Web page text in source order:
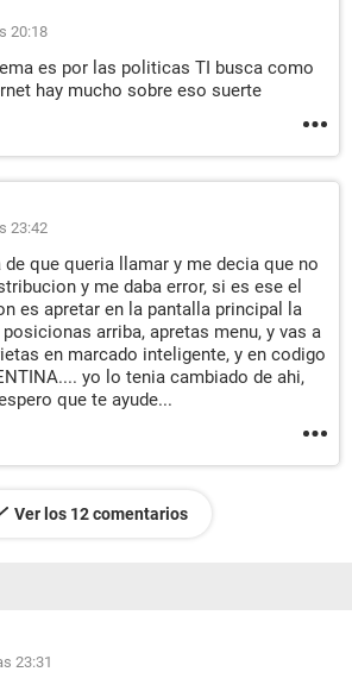
20:18
es por las politicas TI busca como
hay mucho sobre eso suerte
23:42
que queria llamar y me decia que no
y me daba error, si es ese el
es apretar en la pantalla principal la
arriba, apretas menu, y vas a
en marcado inteligente, y en codigo
yo lo tenia cambiado de ahi,
que te ayude...
Ver los 12 comentarios
23:31